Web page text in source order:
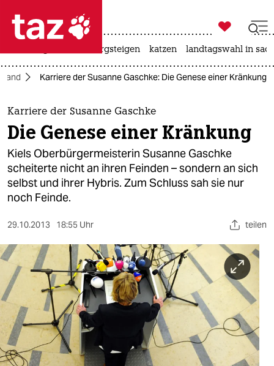
 taz zahl ich
taz zahl ich
themen
politik
öko
gesellschaft
kultur
sport
berlin
nord
wahrheit
verlag

taz zahl ich
bergsteigen katzen landtagswahl in
Karriere der Susanne Gaschke: Die Genese einer Kränkung
Karriere der Susanne Gaschke
Die Genese einer Kränkung
Kiels Oberbürgermeisterin Susanne Gaschke
scheiterte nicht an ihren Feinden – sondern an sich
selbst und ihrer Hybris. Zum Schluss sah sie nur
noch Feinde.
29.10.2013 18:55 Uhr teilen